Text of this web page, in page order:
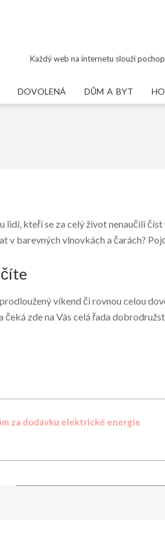
Každý web na internetu slouží
DOVOLENÁ DŮM A BYT
lidí, kteří se za celý život nenaučili
v barevných vlnovkách a čarách?
víkend či rovnou celou
čeká zde na Vás celá řada
za dodávku elektrické energie